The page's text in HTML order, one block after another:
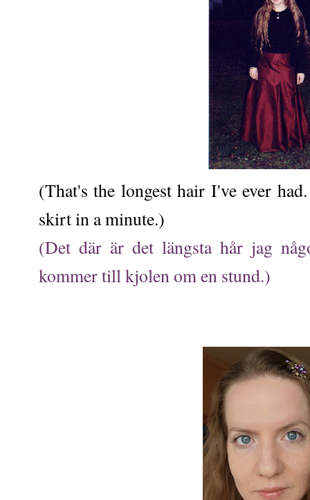
(That's the longest hair I've ever
skirt in a minute.)
(Det där är det längsta hår jag
kommer till kjolen om en stund.)